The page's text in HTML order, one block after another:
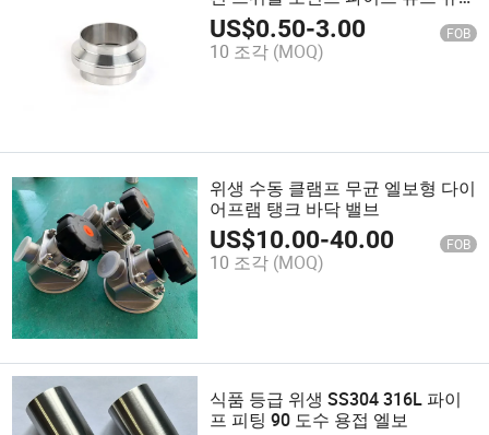
온 커플링 피팅
US$0.50-3.00 FOB
10 조각 (MOQ)
위생 수동 클램프 무균 엘보형 다이
어프램 탱크 바닥 밸브
US$10.00-40.00 FOB
10 조각 (MOQ)
식품 등급 위생 SS304 316L 파이
프 피팅 90 도수 용접 엘보